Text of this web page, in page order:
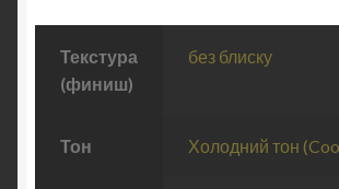
Текстура
(финиш)
без блиску
Тон Холодний тон